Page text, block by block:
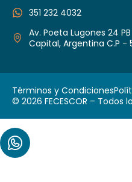
351 232 4032
Av. Poeta Lugones 24
Capital, Argentina C.P -
© 2026 FECESCOR – Todos
Términos y Condiciones